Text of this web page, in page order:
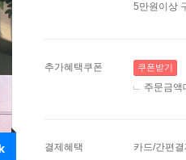
5만원이상
추가혜택쿠폰 쿠폰받기
주문금액
결제혜택 카드/간편